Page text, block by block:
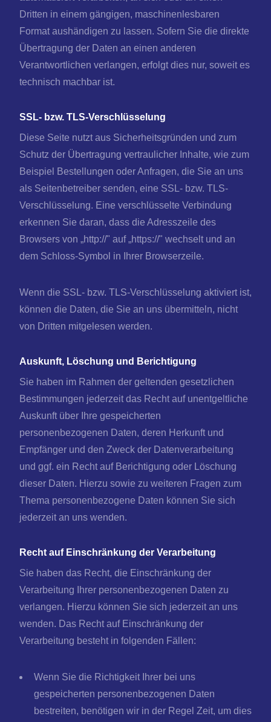
Dritten in einem gängigen, maschinenlesbaren
Format aushändigen zu lassen. Sofern Sie die direkte
Übertragung der Daten an einen anderen
Verantwortlichen verlangen, erfolgt dies nur, soweit es
technisch machbar ist.
SSL- bzw. TLS-Verschlüsselung
Diese Seite nutzt aus Sicherheitsgründen und zum
Schutz der Übertragung vertraulicher Inhalte, wie zum
Beispiel Bestellungen oder Anfragen, die Sie an uns
als Seitenbetreiber senden, eine SSL- bzw. TLS-
Verschlüsselung. Eine verschlüsselte Verbindung
erkennen Sie daran, dass die Adresszeile des
Browsers von „http://" auf „https://" wechselt und an
dem Schloss-Symbol in Ihrer Browserzeile.
Wenn die SSL- bzw. TLS-Verschlüsselung aktiviert ist,
können die Daten, die Sie an uns übermitteln, nicht
von Dritten mitgelesen werden.
Auskunft, Löschung und Berichtigung
Sie haben im Rahmen der geltenden gesetzlichen
Bestimmungen jederzeit das Recht auf unentgeltliche
Auskunft über Ihre gespeicherten
personenbezogenen Daten, deren Herkunft und
Empfänger und den Zweck der Datenverarbeitung
und ggf. ein Recht auf Berichtigung oder Löschung
dieser Daten. Hierzu sowie zu weiteren Fragen zum
Thema personenbezogene Daten können Sie sich
jederzeit an uns wenden.
Recht auf Einschränkung der Verarbeitung
Sie haben das Recht, die Einschränkung der
Verarbeitung Ihrer personenbezogenen Daten zu
verlangen. Hierzu können Sie sich jederzeit an uns
wenden. Das Recht auf Einschränkung der
Verarbeitung besteht in folgenden Fällen:
Wenn Sie die Richtigkeit Ihrer bei uns
gespeicherten personenbezogenen Daten
bestreiten, benötigen wir in der Regel Zeit, um dies